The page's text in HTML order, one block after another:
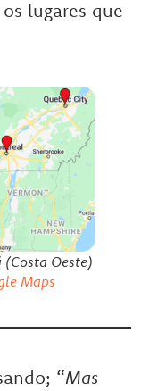
lugares que
Oeste)
Maps
“Mas